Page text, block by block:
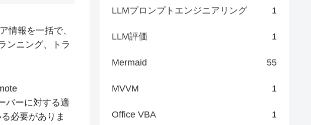
情報を一括で、
ンニング、トラ
バーに対する適
必要がありま
LLMプロンプトエンジニアリング 1
LLM評価 1
Mermaid 55
MVVM 1
Office VBA 1